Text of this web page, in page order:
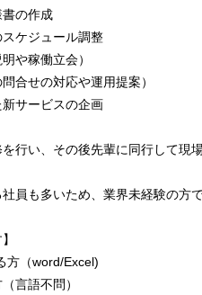
書の作成
スケジュール調整
や稼働立会）
合せの対応や運用提案）
新サービスの企画
行い、その後先輩に同行して
員も多いため、業界未経験の方
方（word/Excel)
言語不問）